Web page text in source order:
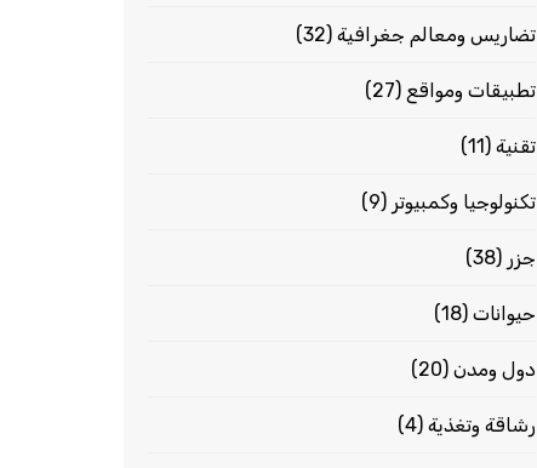
تضاريس ومعالم جغرافية (32)
تطبيقات ومواقع (27)
تقنية (11)
تكنولوجيا وكمبيوتر (9)
جزر (38)
حيوانات (18)
دول ومدن (20)
رشاقة وتغذية (4)